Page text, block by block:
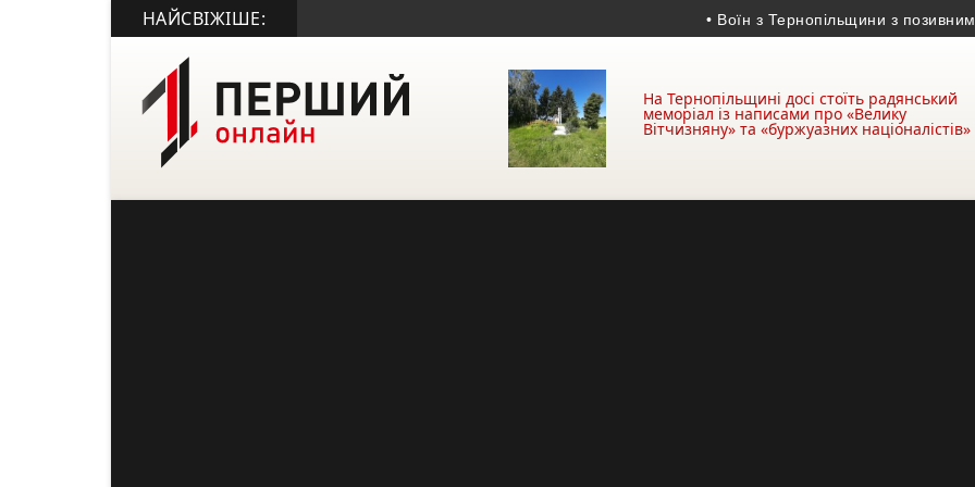
НАЙСВІЖІШЕ: • Воїн з Тернопільщини з позивним
На Тернопільщині досі стоїть радянський
меморіал із написами про «Велику
Вітчизняну» та «буржуазних націоналістів»